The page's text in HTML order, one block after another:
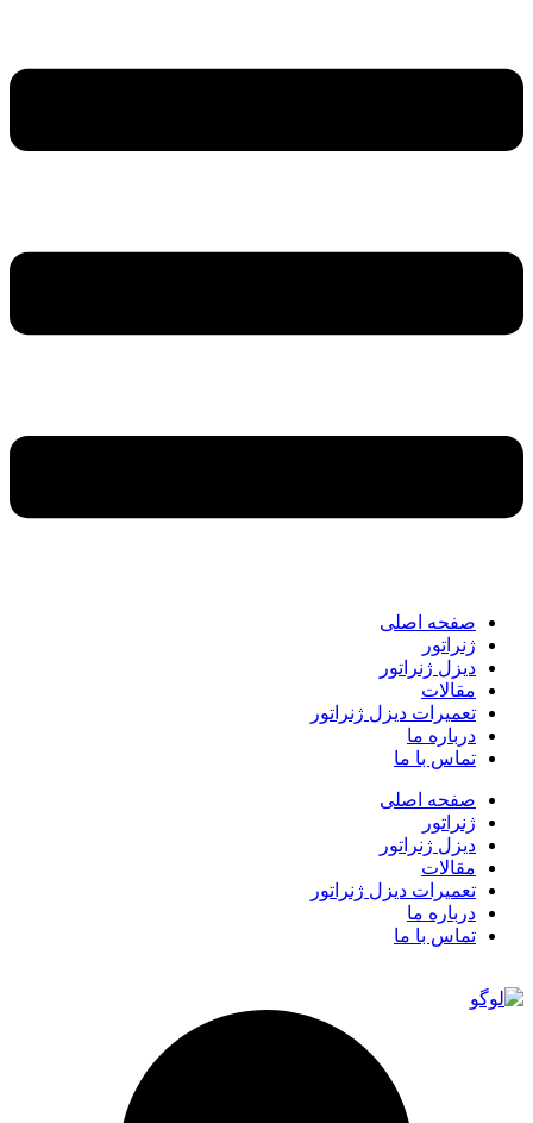
صفحه اصلی
ژنراتور
دیزل ژنراتور
مقالات
تعمیرات دیزل ژنراتور
درباره ما
تماس با ما
صفحه اصلی
ژنراتور
دیزل ژنراتور
مقالات
تعمیرات دیزل ژنراتور
درباره ما
تماس با ما